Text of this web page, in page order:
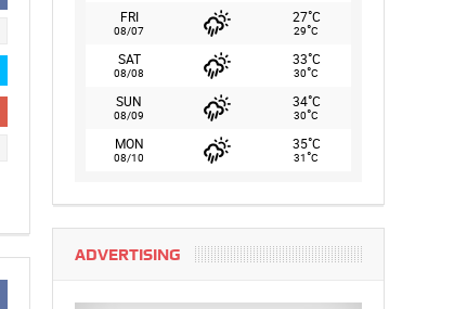
FRI
08/07
27°C
29°C
SAT
08/08
33°C
30°C
SUN
08/09
34°C
30°C
MON
08/10
35°C
31°C
ADVERTISING